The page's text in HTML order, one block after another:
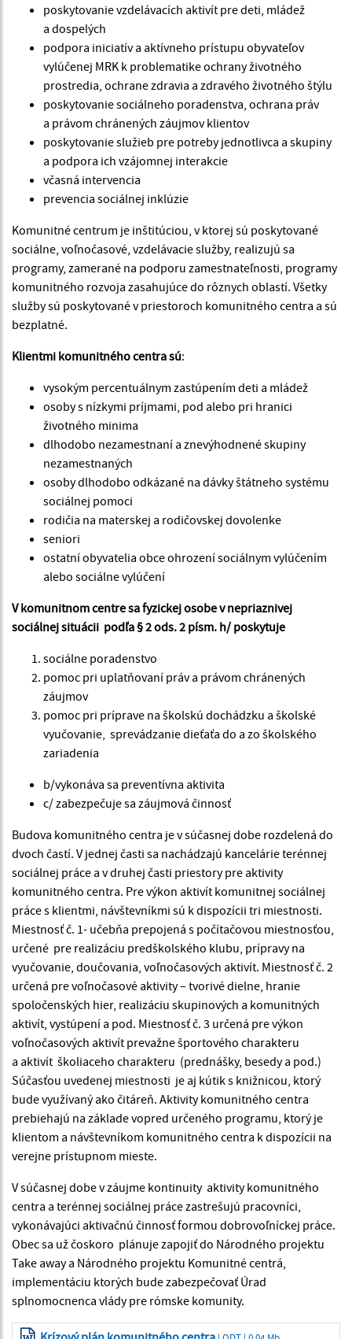
poskytovanie vzdelávacích aktivít pre deti, mládež
a dospelých
podpora iniciatív a aktívneho prístupu obyvateľov
vylúčenej MRK k problematike ochrany životného
prostredia, ochrane zdravia a zdravého životného štýlu
poskytovanie sociálneho poradenstva, ochrana práv
a právom chránených záujmov klientov
poskytovanie služieb pre potreby jednotlivca a skupiny
a podpora ich vzájomnej interakcie
včasná intervencia
prevencia sociálnej inklúzie
Komunitné centrum je inštitúciou, v ktorej sú poskytované
sociálne, voľnočasové, vzdelávacie služby, realizujú sa
programy, zamerané na podporu zamestnateľnosti, programy
komunitného rozvoja zasahujúce do rôznych oblastí. Všetky
služby sú poskytované v priestoroch komunitného centra a sú
bezplatné.
Klientmi komunitného centra sú:
vysokým percentuálnym zastúpením deti a mládež
osoby s nízkymi príjmami, pod alebo pri hranici
životného minima
dlhodobo nezamestnaní a znevýhodnené skupiny
nezamestnaných
osoby dlhodobo odkázané na dávky štátneho systému
sociálnej pomoci
rodičia na materskej a rodičovskej dovolenke
seniori
ostatní obyvatelia obce ohrození sociálnym vylúčením
alebo sociálne vylúčení
V komunitnom centre sa fyzickej osobe v nepriaznivej
sociálnej situácii podľa § 2 ods. 2 písm. h/ poskytuje
sociálne poradenstvo
pomoc pri uplatňovaní práv a právom chránených
záujmov
pomoc pri príprave na školskú dochádzku a školské
vyučovanie, sprevádzanie dieťaťa do a zo školského
zariadenia
b/vykonáva sa preventívna aktivita
c/ zabezpečuje sa záujmová činnosť
Budova komunitného centra je v súčasnej dobe rozdelená do
dvoch častí. V jednej časti sa nachádzajú kancelárie terénnej
sociálnej práce a v druhej časti priestory pre aktivity
komunitného centra. Pre výkon aktivít komunitnej sociálnej
práce s klientmi, návštevníkmi sú k dispozícii tri miestnosti.
Miestnosť č. 1- učebňa prepojená s počítačovou miestnosťou,
určené pre realizáciu predškolského klubu, prípravy na
vyučovanie, doučovania, voľnočasových aktivít. Miestnosť č. 2
určená pre voľnočasové aktivity – tvorivé dielne, hranie
spoločenských hier, realizáciu skupinových a komunitných
aktivít, vystúpení a pod. Miestnosť č. 3 určená pre výkon
voľnočasových aktivít prevažne športového charakteru
a aktivít školiaceho charakteru (prednášky, besedy a pod.)
Súčasťou uvedenej miestnosti je aj kútik s knižnicou, ktorý
bude využívaný ako čitáreň. Aktivity komunitného centra
prebiehajú na základe vopred určeného programu, ktorý je
klientom a návštevníkom komunitného centra k dispozícii na
verejne prístupnom mieste.
V súčasnej dobe v záujme kontinuity aktivity komunitného
centra a terénnej sociálnej práce zastrešujú pracovníci,
vykonávajúci aktivačnú činnosť formou dobrovoľníckej práce.
Obec sa už čoskoro plánuje zapojiť do Národného projektu
Take away a Národného projektu Komunitné centrá,
implementáciu ktorých bude zabezpečovať Úrad
splnomocnenca vlády pre rómske komunity.